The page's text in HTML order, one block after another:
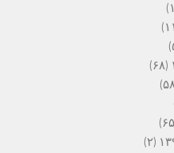
(۶۸)
(۲)